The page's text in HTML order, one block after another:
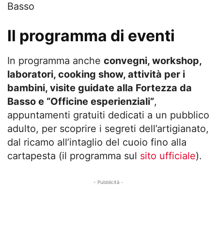
Il programma di eventi
In programma anche convegni, workshop,
laboratori, cooking show, attività per i
bambini, visite guidate alla Fortezza da
Basso e “Officine esperienziali”,
appuntamenti gratuiti dedicati a un pubblico
adulto, per scoprire i segreti dell’artigianato,
dal ricamo all’intaglio del cuoio fino alla
cartapesta (il programma sul sito ufficiale).
- Pubblicità -